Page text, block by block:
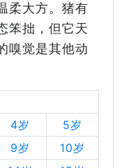
柔大方。猪有
笨拙，但它天
嗅觉是其他动
4岁
5岁
9岁
10岁